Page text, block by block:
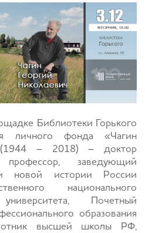
Библиотеки Горького
личного фонда «Чагин
(1944 – 2018) – доктор
профессор, заведующий
новой истории России
национального
университета, Почетный
образования
высшей школы РФ,